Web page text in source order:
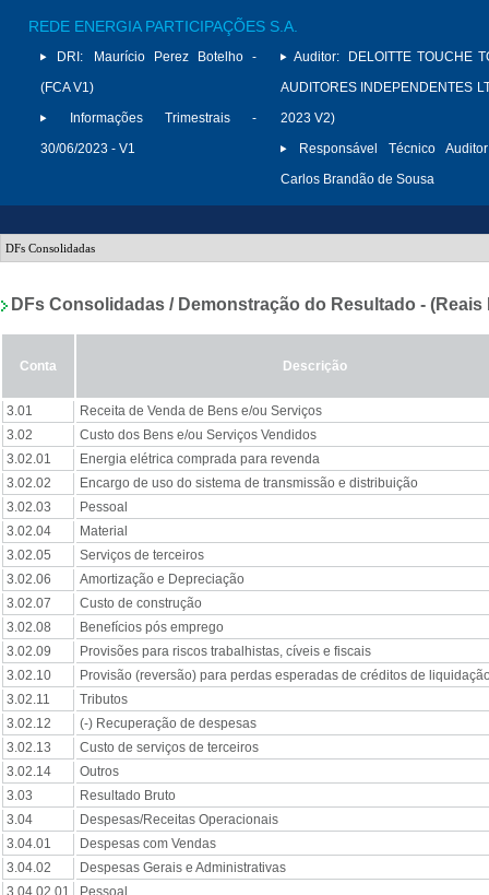
REDE ENERGIA PARTICIPAÇÕES S.A.
DRI:
Maurício Perez Botelho -
(FCA V1)
Informações Trimestrais -
30/06/2023 - V1
Auditor:
DELOITTE TOUCHE
AUDITORES INDEPENDENTES
2023 V2)
Responsável Técnico
Carlos Brandão de Sousa